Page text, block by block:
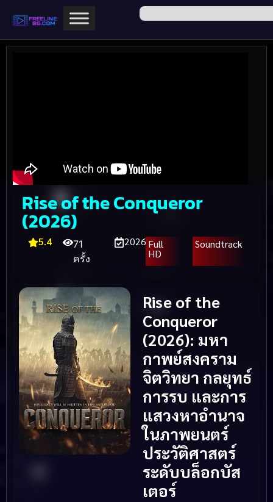
Rise of the Conqueror
(2026)
5.4
71
ครั้ง
2026 Full
HD
Soundtrack
Rise of the
Conqueror
(2026): มหา
กาพย์สงคราม
จิตวิทยา กลยุทธ์
การรบ และการ
แสวงหาอำนาจ
ในภาพยนตร์
ประวัติศาสตร์
ระดับบล็อกบัส
เตอร์